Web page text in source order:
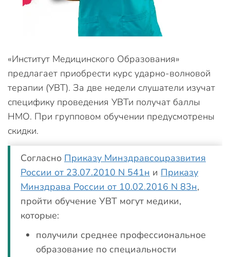
«Институт Медицинского Образования»
предлагает приобрести курс ударно-волновой
терапии (УВТ). За две недели слушатели изучат
специфику проведения УВТи получат баллы
НМО. При групповом обучении предусмотрены
скидки.
Согласно Приказу Минздравсоцразвития
России от 23.07.2010 N 541н и Приказу
Минздрава России от 10.02.2016 N 83н,
пройти обучение УВТ могут медики,
которые:
получили среднее профессиональное
образование по специальности